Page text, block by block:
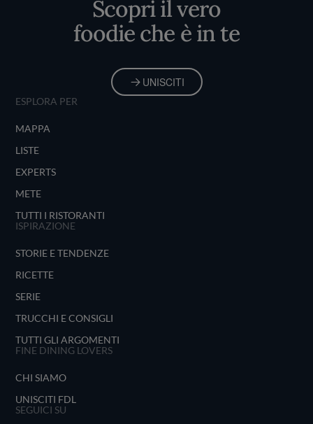
Scopri il vero
foodie che è in te
UNISCITI
ESPLORA PER
MAPPA
LISTE
EXPERTS
METE
TUTTI I RISTORANTI
ISPIRAZIONE
STORIE E TENDENZE
RICETTE
SERIE
TRUCCHI E CONSIGLI
TUTTI GLI ARGOMENTI
FINE DINING LOVERS
CHI SIAMO
UNISCITI FDL
SEGUICI SU